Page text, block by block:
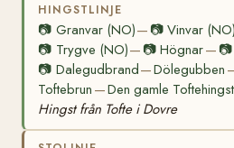
HINGSTLINJE
📷 Granvar (NO)— 📷Vinvar (NO)
📷 Trygve (NO)— 📷Högnar— 📷
📷 Dalegudbrand—Dölegubben
Toftebrun —Den gamle
Hingst från Tofte i Dovre